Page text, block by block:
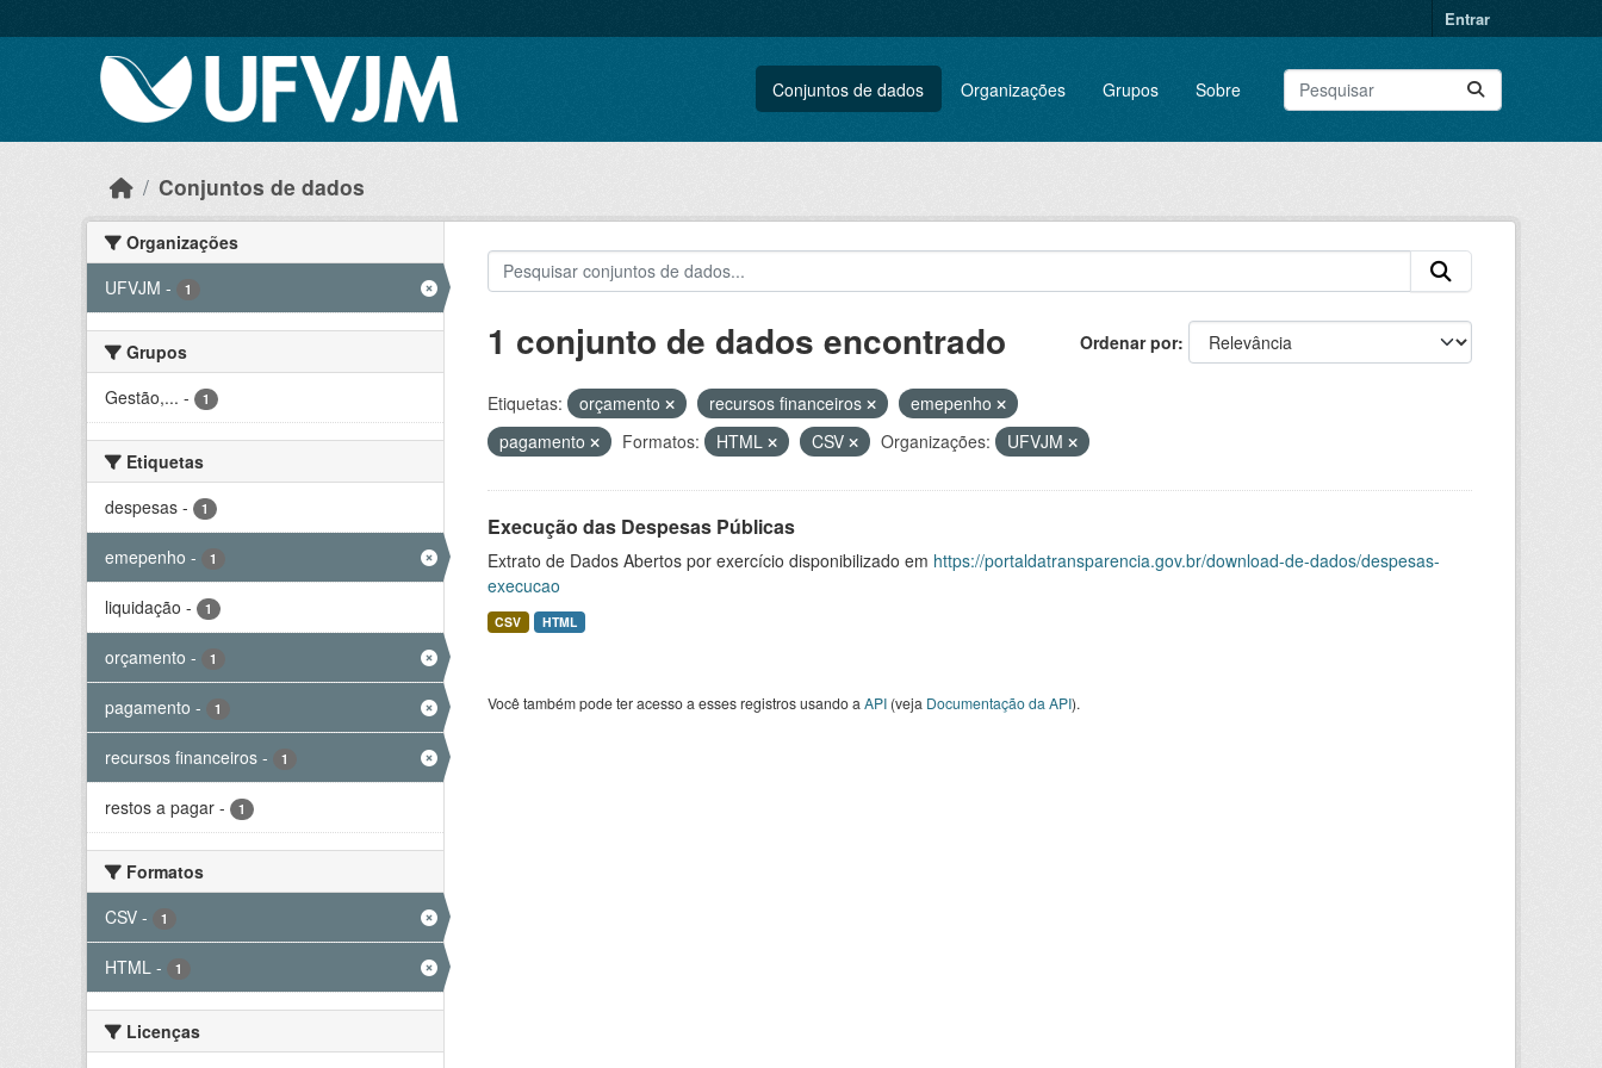
Entrar
Conjuntos de dados Organizações Grupos Sobre
Conjuntos de dados
Organizações
UFVJM - 1
Grupos
Gestão,... - 1
Etiquetas
despesas - 1
emepenho - 1
liquidação - 1
orçamento - 1
pagamento - 1
recursos financeiros - 1
restos a pagar - 1
Formatos
CSV - 1
HTML - 1
Licenças
Ordenar por
1 conjunto de dados encontrado
Etiquetas: orçamento recursos financeiros
emepenho
pagamento
Formatos: HTML CSV Organizações: UFVJM
Execução das Despesas Públicas
Extrato de Dados Abertos por exercício disponibilizado em https://portaldatransparencia.gov.br/download-de-dados/despesas-
execucao
CSV HTML
Você também pode ter acesso a esses registros usando a API(veja Documentação da API).